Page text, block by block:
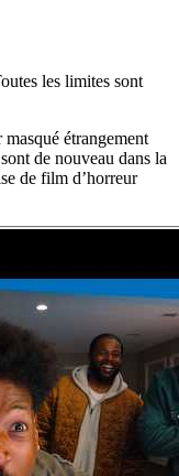
les limites sont
étrangement
de nouveau dans la
de film d’horreur